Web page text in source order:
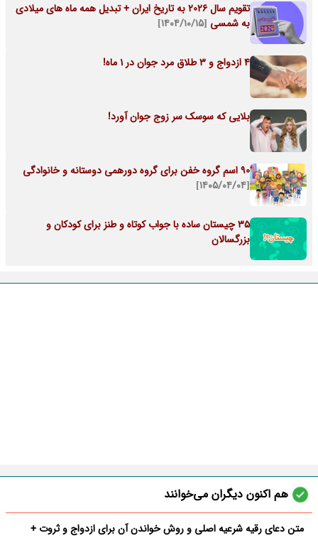
تقویم سال 2026 به تاریخ ایران + تبدیل همه ماه های میلادی
به شمسی [۱۴۰۴/۱۰/۱۵]
4 ازدواج و 3 طلاق مرد جوان در 1 ماه!
بلایی که سوسک سر زوج جوان آورد!
90 اسم گروه خفن برای گروه دورهمی دوستانه و خانوادگی
[۱۴۰۵/۰۴/۰۴]
35 چیستان ساده با جواب کوتاه و طنز برای کودکان و
بزرگسالان
هم اکنون دیگران می‌خوانند
متن دعای رقیه شرعیه اصلی و روش خواندن آن برای ازدواج و ثروت +